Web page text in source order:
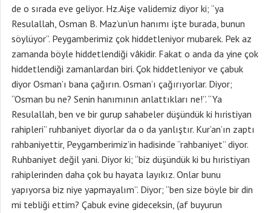
de o sırada eve geliyor. Hz.Aişe validemiz diyor ki; “ya
Resulallah, Osman B. Maz’un’un hanımı işte burada, bunun
söylüyor”. Peygamberimiz çok hiddetleniyor mubarek. Pek az
zamanda böyle hiddetlendiği vâkidir. Fakat o anda da yine çok
hiddetlendiği zamanlardan biri. Çok hiddetleniyor ve çabuk
diyor Osman’ı bana çağırın. Osman’ı çağırıyorlar. Diyor;
“Osman bu ne? Senin hanımının anlattıkları ne!”. “Ya
Resulallah, ben ve bir gurup sahabeler düşündük ki hıristiyan
rahipleri” ruhbaniyet diyorlar da o da yanlıştır. Kur’an’ın zaptı
rahbaniyettir, Peygamberimiz’in hadisinde “rahbaniyet” diyor.
Ruhbaniyet değil yani. Diyor ki; “biz düşündük ki bu hıristiyan
rahiplerinden daha çok bu hayata layıkız. Onlar bunu
yapıyorsa biz niye yapmayalım”. Diyor; “ben size böyle bir din
mi tebliği ettim? Çabuk evine gideceksin, (af buyurun